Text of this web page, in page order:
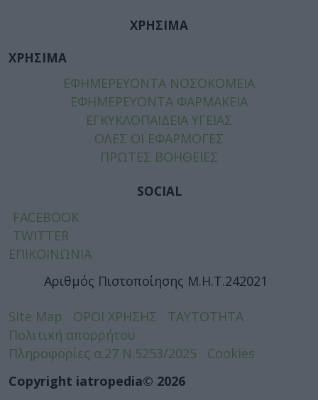
ΧΡΗΣΙΜΑ
ΧΡΗΣΙΜΑ
ΕΦΗΜΕΡΕΥΟΝΤΑ ΝΟΣΟΚΟΜΕΙΑ
ΕΦΗΜΕΡΕΥΟΝΤΑ ΦΑΡΜΑΚΕΙΑ
ΕΓΚΥΚΛΟΠΑΙΔΕΙΑ ΥΓΕΙΑΣ
ΟΛΕΣ ΟΙ ΕΦΑΡΜΟΓΕΣ
ΠΡΩΤΕΣ ΒΟΗΘΕΙΕΣ
SOCIAL
FACEBOOK
TWITTER
ΕΠΙΚΟΙΝΩΝΙΑ
Αριθμός Πιστοποίησης Μ.Η.Τ.242021
Site Map ΟΡΟΙ ΧΡΗΣΗΣ
ΤΑΥΤΟΤΗΤΑ
Πολιτική απορρήτου
Πληροφορίες α.27 Ν.5253/2025
Cookies
Copyright iatropedia© 2026